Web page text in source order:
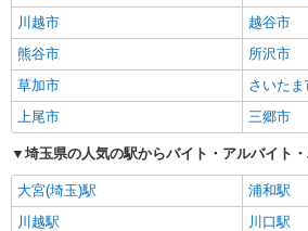
川越市
越谷市
熊谷市
所沢市
草加市
さいた
上尾市
三郷市
埼玉県の人気の駅からバイト・アルバイト
大宮(埼玉)駅
浦和駅
川越駅
川口駅